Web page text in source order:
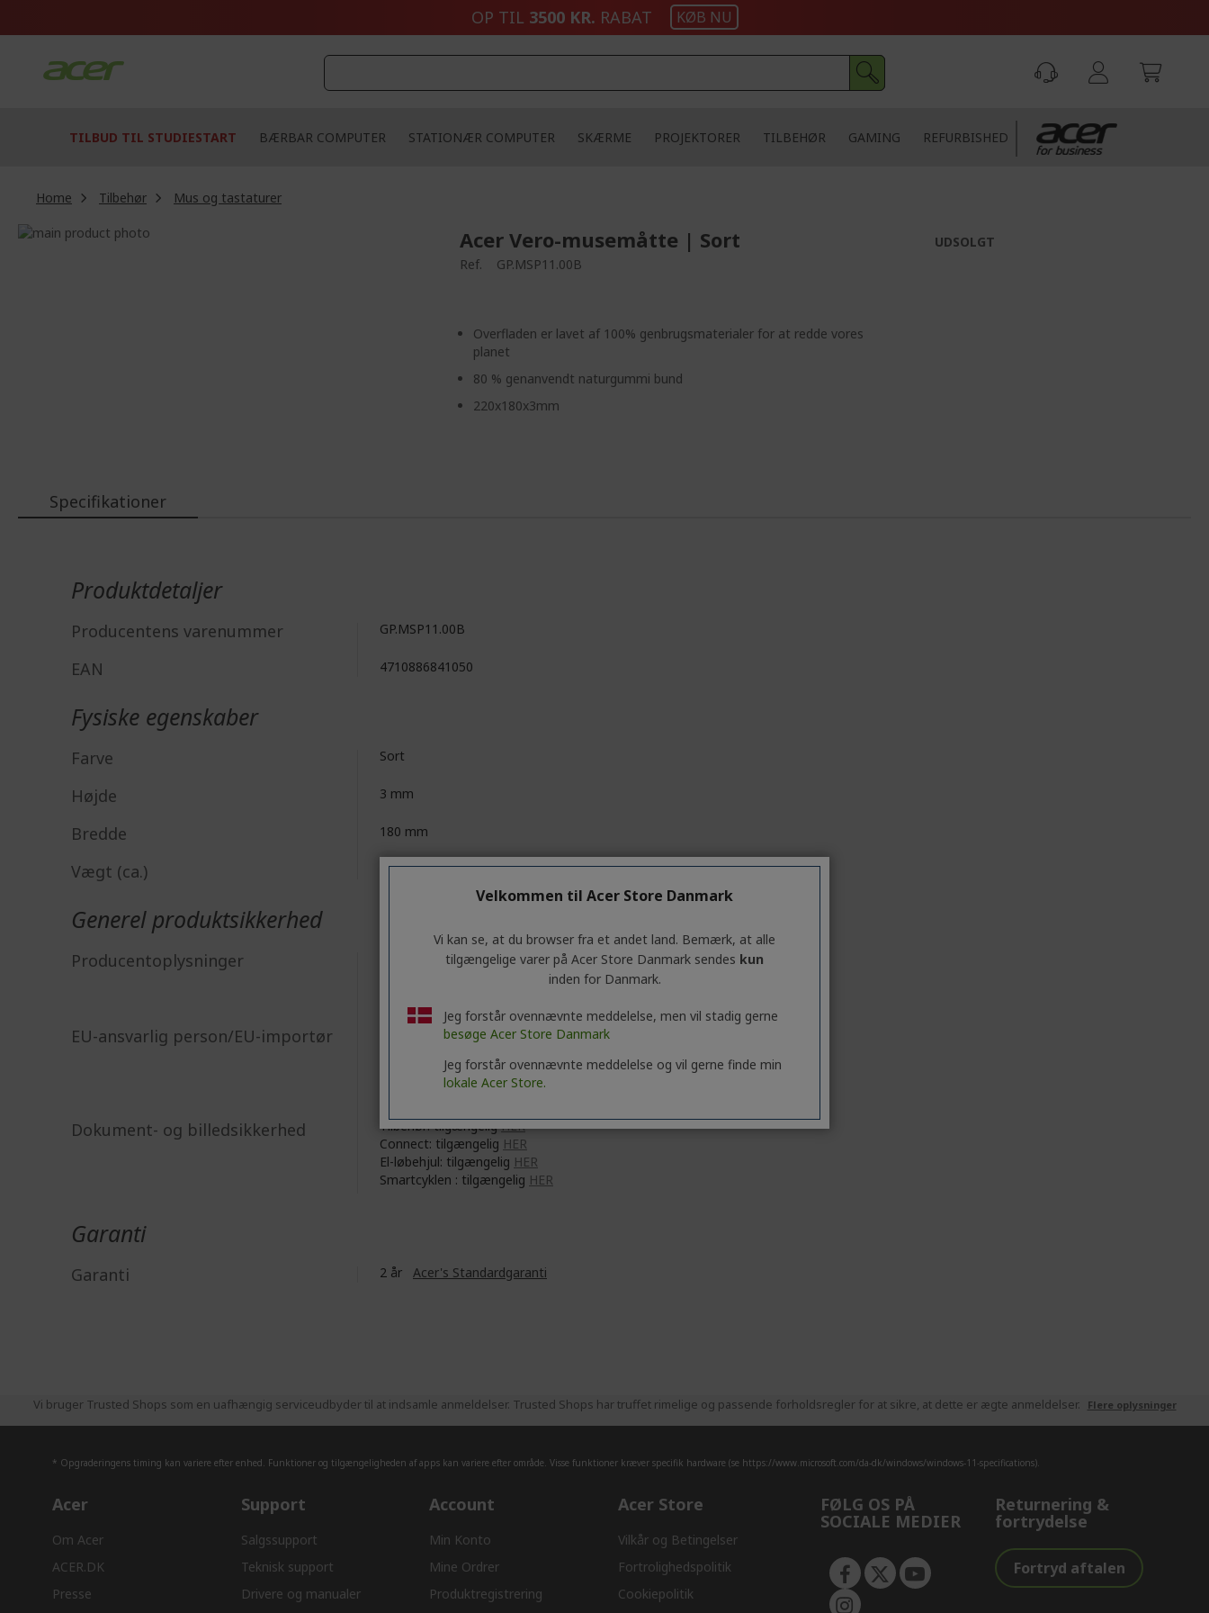
OP TIL 3500 KR. RABAT KØB NU
TILBUD TIL STUDIESTART BÆRBAR COMPUTER STATIONÆR COMPUTER SKÆRME PROJEKTORER TILBEHØR GAMING REFURBISHED
Home Tilbehør
Mus og tastaturer
Skip
Acer Vero-musemåtte | Sort
Ref. GP.MSP11.00B
Overfladen er lavet af 100% genbrugsmaterialer for at redde vores
planet
80 % genanvendt naturgummi bund
220x180x3mm
UDSOLGT
Specifikationer
Produktdetaljer
Producentens varenummer GP.MSP11.00B
EAN 4710886841050
Fysiske egenskaber
Farve Sort
Højde 3 mm
Bredde 180 mm
Vægt (ca.) 200 g
Generel produktsikkerhed
Producentoplysninger
8F, No. 88, Section 1, Xin Tai 5th Road, Xizhi
EU-ansvarlig person/EU-importør
Acer Italy S.r.l.
https://www.acer.com/it-it
acer-italy-srl@legalmail.it
Dokument- og billedsikkerhed Tilbehør: tilgængeligHER
Connect: tilgængelig HER
El-løbehjul: tilgængelig HER
Smartcyklen : tilgængelig HER
Garanti
Garanti 2 år Acer's Standardgaranti
Vi bruger Trusted Shops som en uafhængig serviceudbyder til at indsamle anmeldelser. Trusted Shops har truffet rimelige og passende forholdsregler for at sikre, at dette er ægte anmeldelser. Flere oplysninger
* Opgraderingens timing kan variere efter enhed. Funktioner og tilgængeligheden af apps kan variere efter område. Visse funktioner kræver specifik hardware (se https://www.microsoft.com/da-dk/windows/windows-11-specifications).
Acer
Om Acer
ACER.DK
Presse
Support
Salgssupport
Teknisk support
Drivere og manualer
Account
Min Konto
Mine Ordrer
Produktregistrering
Acer Store
Vilkår og Betingelser
Fortrolighedspolitik
Cookiepolitik
FØLG OS PÅ
SOCIALE MEDIER
Returnering &
fortrydelse
Fortryd aftalen
Velkommen til Acer Store Danmark
Vi kan se, at du browser fra et andet land. Bemærk, at alle
tilgængelige varer på Acer Store Danmark sendes kun
inden for Danmark.
Jeg forstår ovennævnte meddelelse, men vil stadig gerne
besøge Acer Store Danmark
Jeg forstår ovennævnte meddelelse og vil gerne finde min
lokale Acer Store.